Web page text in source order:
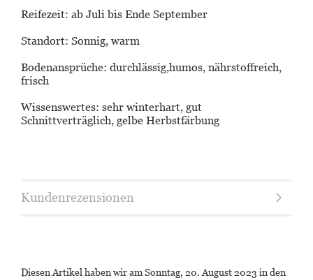
Reifezeit: ab Juli bis Ende September
Standort: Sonnig, warm
Bodenansprüche: durchlässig,humos, nährstoffreich,
frisch
Wissenswertes: sehr winterhart, gut
Schnittverträglich, gelbe Herbstfärbung
Kundenrezensionen
Diesen Artikel haben wir am Sonntag, 20. August 2023 in den